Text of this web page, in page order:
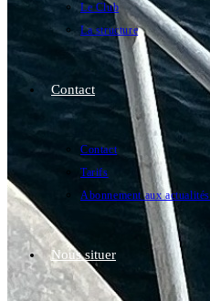
Le Club
La structure
Contact
Contact
Tarifs
Abonnement aux actualités
Nous situer